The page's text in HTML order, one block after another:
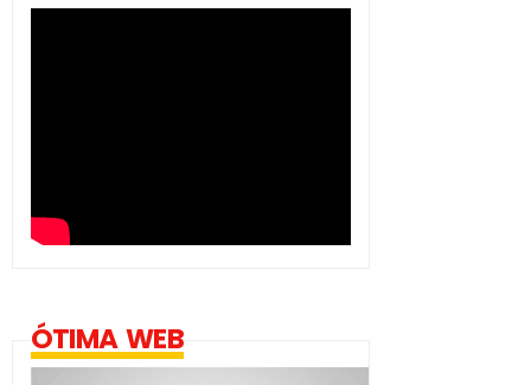
ÓTIMA WEB